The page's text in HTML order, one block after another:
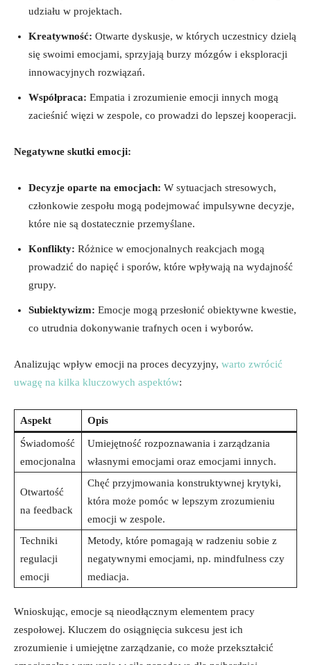
udziału w projektach.
Kreatywność: Otwarte dyskusje, w których uczestnicy dzielą
się swoimi emocjami, sprzyjają burzy mózgów i eksploracji
innowacyjnych rozwiązań.
Współpraca: Empatia i zrozumienie emocji innych mogą
zacieśnić więzi w zespole, co prowadzi do lepszej kooperacji.
Negatywne skutki emocji:
Decyzje oparte na emocjach: W sytuacjach stresowych,
członkowie zespołu mogą podejmować impulsywne decyzje,
które nie są dostatecznie przemyślane.
Konflikty: Różnice w emocjonalnych reakcjach mogą
prowadzić do napięć i sporów, które wpływają na wydajność
grupy.
Subiektywizm: Emocje mogą przesłonić obiektywne kwestie,
co utrudnia dokonywanie trafnych ocen i wyborów.
Analizując wpływ emocji na proces decyzyjny, warto zwrócić
uwagę na kilka kluczowych aspektów:
Aspekt Opis
Świadomość
emocjonalna
Umiejętność rozpoznawania i zarządzania
własnymi emocjami oraz emocjami innych.
Otwartość
na feedback
Chęć przyjmowania konstruktywnej krytyki,
która może pomóc w lepszym zrozumieniu
emocji w zespole.
Techniki
regulacji
emocji
Metody, które pomagają w radzeniu sobie z
negatywnymi emocjami, np. mindfulness czy
mediacja.
Wnioskując, emocje są nieodłącznym elementem pracy
zespołowej. Kluczem do osiągnięcia sukcesu jest ich
zrozumienie i umiejętne zarządzanie, co może przekształcić